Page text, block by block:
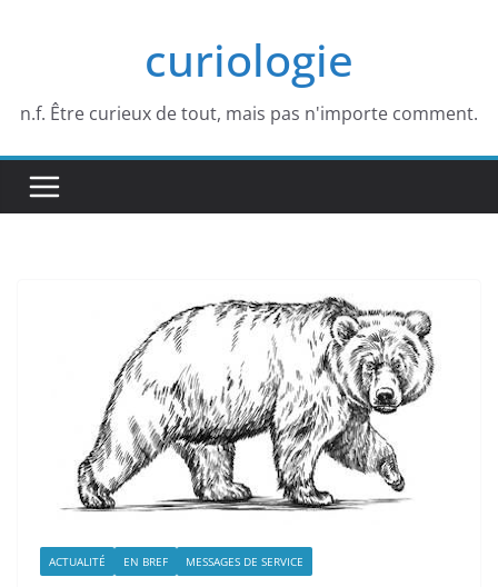
curiologie
n.f. Être curieux de tout, mais pas n'importe comment.
ACTUALITÉ EN BREF MESSAGES DE SERVICE